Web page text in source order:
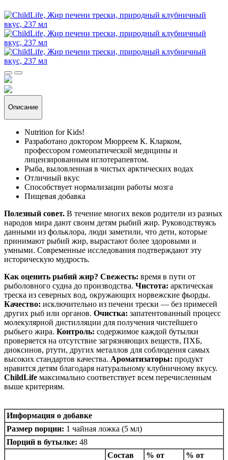
Описание
Nutrition for Kids!
Разработано доктором Мюрреем К. Кларком,
профессором гомеопатической медицины и
лицензированным иглотерапевтом.
Рыба, выловленная в чистых арктических водах
Отличный вкус
Способствует нормализации работы мозга
Пищевая добавка
Полезный совет. В течение многих веков родители из разных
народов мира дают своим детям рыбий жир. Руководствуясь
данными из фольклора, люди заметили, что дети, которые
принимают рыбий жир, вырастают более здоровыми и
умными. Современные исследования подтверждают эту
историческую мудрость.
Как оценить рыбий жир? Свежесть: время в пути от
рыболовного судна до производства. Чистота: арктическая
треска из северных вод, окружающих норвежские фьорды.
Качество: исключительно из печени трески — без примесей
других рыб или органов. Очистка: запатентованный процесс
молекулярной дистилляции для получения чистейшего
рыбьего жира. Контроль: содержимое каждой бутылки
проверяется на отсутствие загрязняющих веществ, ПХБ,
диоксинов, ртути, других металлов для соблюдения самых
высоких стандартов качества. Ароматизаторы: продукт
нравится детям благодаря натуральному клубничному вкусу.
ChildLife максимально соответствует всем перечисленным
выше критериям.
Информация о добавке
Размер порции: 1 чайная ложка (5 мл)
Порций в бутылке: 48
Состав
% от
% от